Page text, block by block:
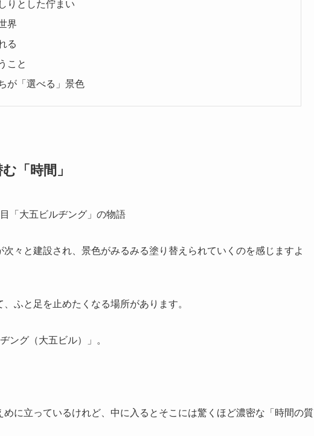
りとした佇まい
界
る
こと
が「選べる」景色
「時間」
「大五ビルヂング」の物語
々と建設され、景色がみるみる塗り替えられていくのを感じますよ
ふと足を止めたくなる場所があります。
ング（大五ビル）」。
に立っているけれど、中に入るとそこには驚くほど濃密な「時間の質